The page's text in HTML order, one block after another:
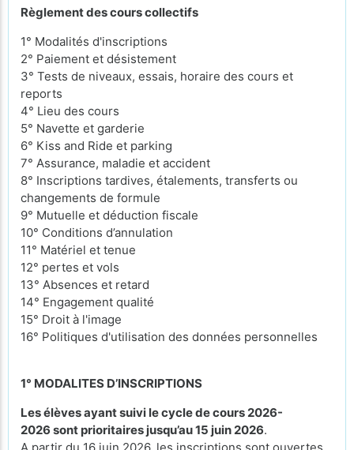
Règlement des cours collectifs
1° Modalités d'inscriptions
2° Paiement et désistement
3° Tests de niveaux, essais, horaire des cours et
reports
4° Lieu des cours
5° Navette et garderie
6° Kiss and Ride et parking
7° Assurance, maladie et accident
8° Inscriptions tardives, étalements, transferts ou
changements de formule
9° Mutuelle et déduction fiscale
10° Conditions d’annulation
11° Matériel et tenue
12° pertes et vols
13° Absences et retard
14° Engagement qualité
15° Droit à l'image
16° Politiques d'utilisation des données personnelles
1° MODALITES D’INSCRIPTIONS
Les élèves ayant suivi le cycle de cours 2026-
2026 sont prioritaires jusqu’au 15 juin 2026.